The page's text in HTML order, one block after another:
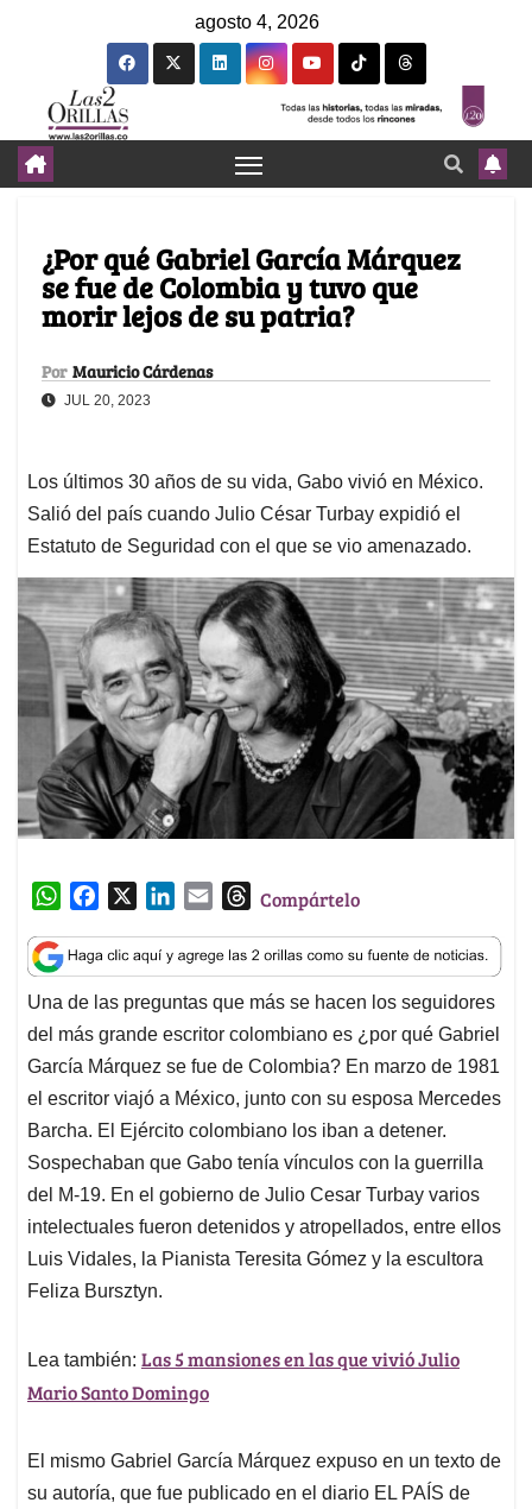
agosto 4, 2026
¿Por qué Gabriel García Márquez
se fue de Colombia y tuvo que
morir lejos de su patria?
Por Mauricio Cárdenas
JUL 20, 2023
Los últimos 30 años de su vida, Gabo vivió en México.
Salió del país cuando Julio César Turbay expidió el
Estatuto de Seguridad con el que se vio amenazado.
W
a
t
s
A
p
p
c
e
b
o
o
k
n
k
e
d
I
n
a
i
l
T
r
e
a
d
s
Compártelo
Una de las preguntas que más se hacen los seguidores
del más grande escritor colombiano es ¿por qué Gabriel
García Márquez se fue de Colombia? En marzo de 1981
el escritor viajó a México, junto con su esposa Mercedes
Barcha. El Ejército colombiano los iban a detener.
Sospechaban que Gabo tenía vínculos con la guerrilla
del M-19. En el gobierno de Julio Cesar Turbay varios
intelectuales fueron detenidos y atropellados, entre ellos
Luis Vidales, la Pianista Teresita Gómez y la escultora
Feliza Bursztyn.
Lea también: Las 5 mansiones en las que vivió Julio
Mario Santo Domingo
El mismo Gabriel García Márquez expuso en un texto de
su autoría, que fue publicado en el diario EL PAÍS de